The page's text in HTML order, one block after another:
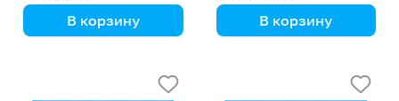
В корзину В корзину